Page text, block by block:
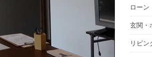
ローン
玄関・
リビ